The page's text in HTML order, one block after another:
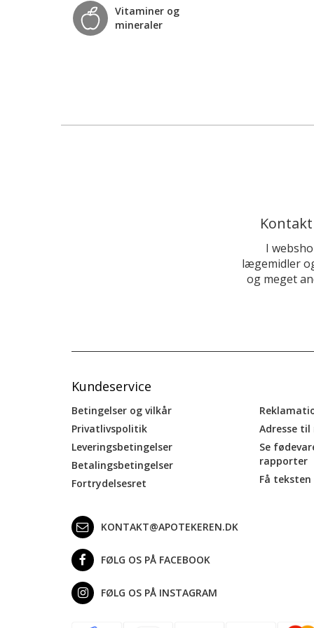
Vitaminer og
mineraler
I
lægemidler
og meget
Kundeservice
Betingelser og vilkår
Privatlivspolitik
Leveringsbetingelser
Betalingsbetingelser
Fortrydelsesret
Adresse
Se
rapporter
Få
KONTAKT@APOTEKEREN.DK
FØLG OS PÅ FACEBOOK
FØLG OS PÅ INSTAGRAM